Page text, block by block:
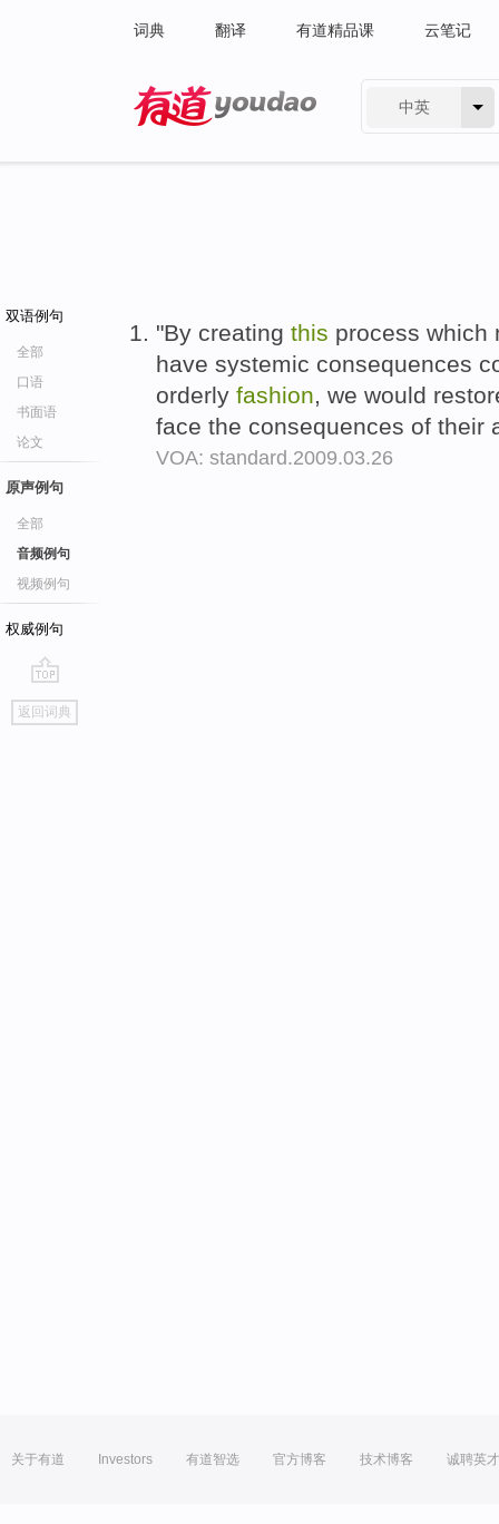
词典 翻译 有道精品课 云笔记
中英
双语例句
全部
口语
书面语
论文
原声例句
全部
音频例句
视频例句
权威例句
go
top
返回词典
"By creating this process which
have systemic consequences
orderly fashion, we would
face the consequences of their
VOA: standard.2009.03.26
关于有道 Investors 有道智选 官方博客 技术博客 诚聘英才